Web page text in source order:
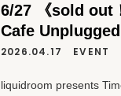
6/27 《sold out
Cafe
2026.04.17 EVENT
liquidroom presents